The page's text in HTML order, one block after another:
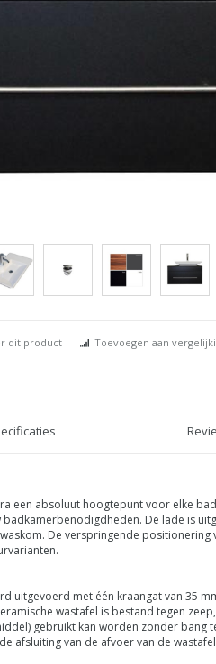
dit product Toevoegen aan
een absoluut hoogtepunt voor elke
De lade is
De verspringende
uitgevoerd met één kraangat van 35
wastafel is bestand tegen
gebruikt kan worden zonder
afsluiting van de afvoer van de